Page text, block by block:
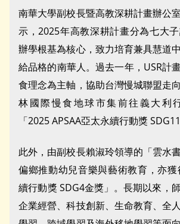
南華大學副校長暨高教深耕計畫辦公
示，2025年高教深耕計畫分為七大
辦學根基為核心，致力培育兼具慧道
給品格的南華人。過去一年，USR計
食理念為主軸，協助台灣慢城聯盟走
林國際慢食地球市集前往義大利
「2025 APSAA亞太永續行動獎 SDG11
此外，由副校長賴淑玲領導的「雲水
偏鄉推動幼兒音樂與藝術教育，亦
續行動獎 SDG4金獎」。長期以來，
企業經營、科技創新、生命教育、全